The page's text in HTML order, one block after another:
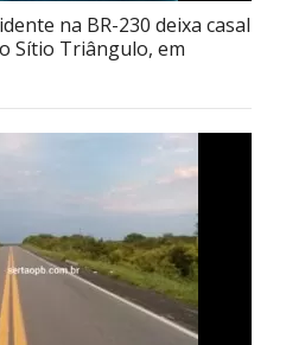
na BR-230 deixa casal
Sítio Triângulo, em